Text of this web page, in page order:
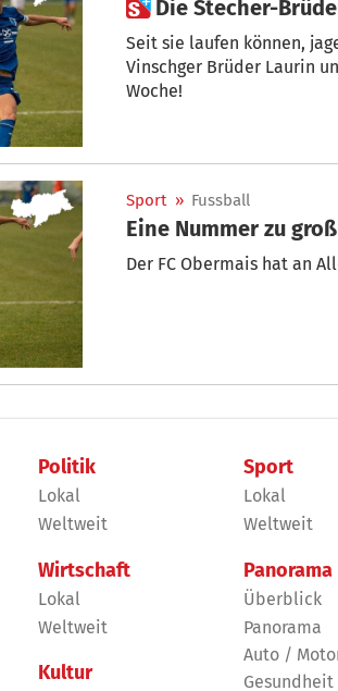
 Die Stecher-
Seit sie laufen können,
Vinschger Brüder Laurin
Woche!
Sport » Fussball
Eine Nummer zu
Der FC Obermais hat an
Politik
Lokal
Weltweit
Wirtschaft
Lokal
Weltweit
Kultur
Sport
Lokal
Weltweit
Panorama
Überblick
Panorama
Auto /
Gesundheit